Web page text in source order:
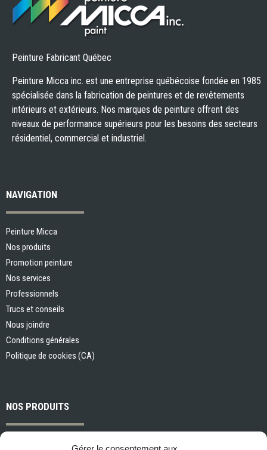
Peinture Fabricant Québec
Peinture Micca inc. est une entreprise québécoise fondée en 1985
spécialisée dans la fabrication de peintures et de revêtements
intérieurs et extérieurs. Nos marques de peinture offrent des
niveaux de performance supérieurs pour les besoins des secteurs
résidentiel, commercial et industriel.
NAVIGATION
Peinture Micca
Nos produits
Promotion peinture
Nos services
Professionnels
Trucs et conseils
Nous joindre
Conditions générales
Politique de cookies (CA)
NOS PRODUITS
Peintures et apprêts d’intérieur